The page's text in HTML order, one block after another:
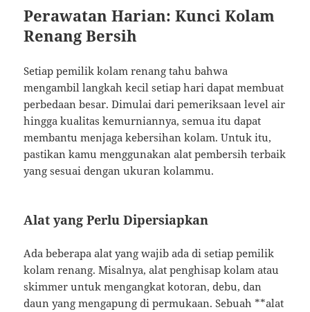
Perawatan Harian: Kunci Kolam
Renang Bersih
Setiap pemilik kolam renang tahu bahwa
mengambil langkah kecil setiap hari dapat membuat
perbedaan besar. Dimulai dari pemeriksaan level air
hingga kualitas kemurniannya, semua itu dapat
membantu menjaga kebersihan kolam. Untuk itu,
pastikan kamu menggunakan alat pembersih terbaik
yang sesuai dengan ukuran kolammu.
Alat yang Perlu Dipersiapkan
Ada beberapa alat yang wajib ada di setiap pemilik
kolam renang. Misalnya, alat penghisap kolam atau
skimmer untuk mengangkat kotoran, debu, dan
daun yang mengapung di permukaan. Sebuah **alat